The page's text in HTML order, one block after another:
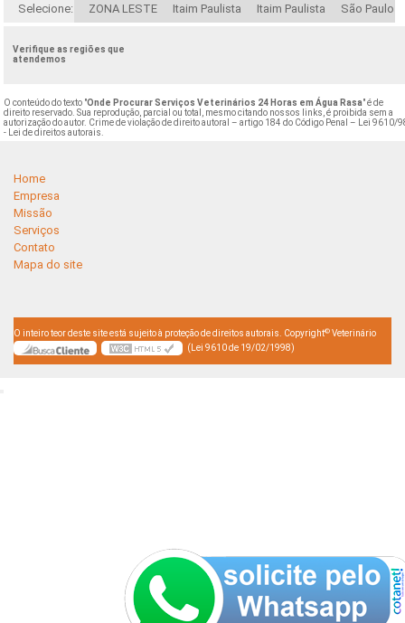
Selecione: ZONA LESTE Itaim Paulista Itaim Paulista São Paulo
Verifique as regiões que
atendemos
O conteúdo do texto "Onde Procurar Serviços Veterinários 24 Horas em Água Rasa" é de
direito reservado. Sua reprodução, parcial ou total, mesmo citando nossos links, é proibida sem a
autorização do autor. Crime de violação de direito autoral – artigo 184 do Código Penal –
Lei 9610/
- Lei de direitos autorais
Home
Empresa
Missão
Serviços
Contato
Mapa do site
O inteiro teor deste site está sujeito à proteção de direitos autorais. Copyright© Veterinário
(Lei 9610 de 19/02/1998)